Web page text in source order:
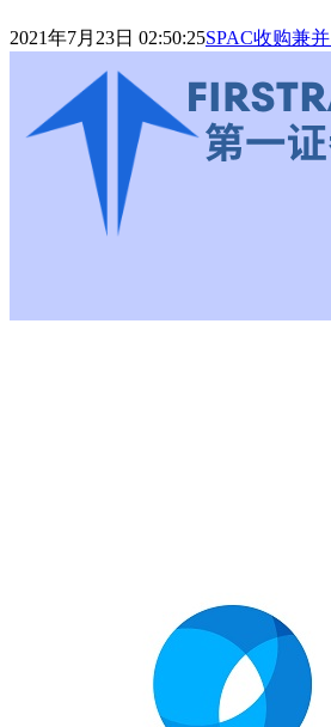
2021年7月23日 02:50:25SPAC收购兼并